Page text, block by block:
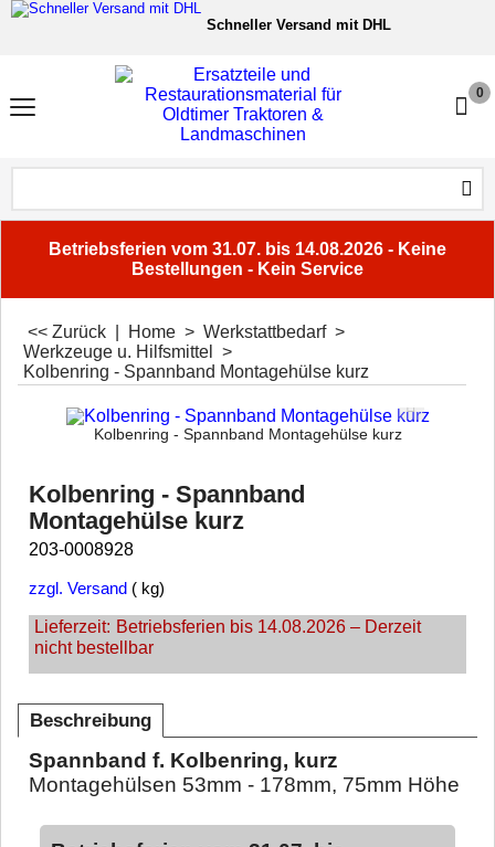
Schneller Versand mit DHL
6.000+ Ersatzteile für
Sichere Zahlung
0
Betriebsferien vom 31.07. bis 14.08.2026 - Keine
Bestellungen - Kein Service
<< Zurück Home > Werkstattbedarf>
Werkzeuge u. Hilfsmittel
>
Kolbenring - Spannband Montagehülse kurz
Kolbenring - Spannband Montagehülse kurz
Kolbenring - Spannband
Montagehülse kurz
203-0008928
zzgl. Versand kg
Lieferzeit: Betriebsferien bis 14.08.2026 – Derzeit
nicht bestellbar
Beschreibung
Spannband f. Kolbenring, kurz
Montagehülsen 53mm - 178mm, 75mm Höhe